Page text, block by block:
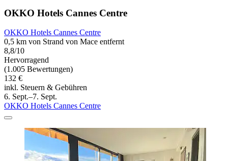
OKKO Hotels Cannes Centre
OKKO Hotels Cannes Centre
0,5 km von Strand von Mace entfernt
8,8/10
Hervorragend
(1.005 Bewertungen)
132 €
inkl. Steuern & Gebühren
6. Sept.–7. Sept.
OKKO Hotels Cannes Centre